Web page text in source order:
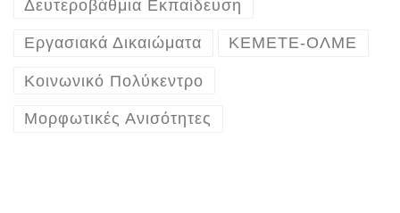
Δευτεροβάθμια Εκπαίδευση
Εργασιακά Δικαιώματα ΚΕΜΕΤΕ-ΟΛΜΕ
Κοινωνικό Πολύκεντρο
Μορφωτικές Ανισότητες